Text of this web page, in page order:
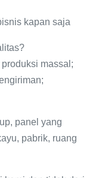
kapan saja
massal;
panel yang
pabrik, ruang